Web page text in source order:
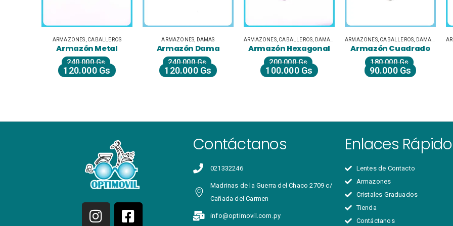
LIQUIDACIÓN,UNISEX JUVENILES
ARMAZONES CABALLEROS
Armazón Metal
240.000Gs
120.000 Gs
ARMAZONES DAMAS
Armazón Dama
240.000Gs
120.000 Gs
ARMAZONES, CABALLEROS DAMAS NOVEDADES
Armazón Hexagonal
200.000Gs
100.000 Gs
ARMAZONES, CABALLEROS DAMAS
Armazón Cuadrado
180.000Gs
90.000 Gs
Contáctanos
021332246
Madrinas de la Guerra del Chaco 2709 c/
Cañada del Carmen
info@optimovil.com.py
Enlaces
Lentes de Contacto
Armazones
Cristales Graduados
Tienda
Contáctanos